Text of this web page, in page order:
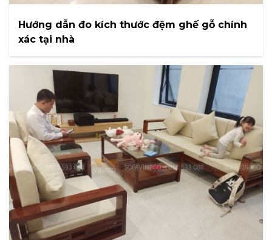
Hướng dẫn đo kích thước đệm ghế gỗ chính
xác tại nhà